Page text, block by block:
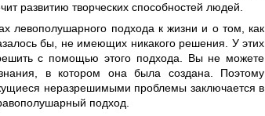
развитию творческих способностей людей.
левополушарного подхода к жизни и о том, как
бы, не имеющих никакого решения. У этих
с помощью этого подхода. Вы не можете
в котором она была создана. Поэтому
неразрешимыми проблемы заключается в
подход.